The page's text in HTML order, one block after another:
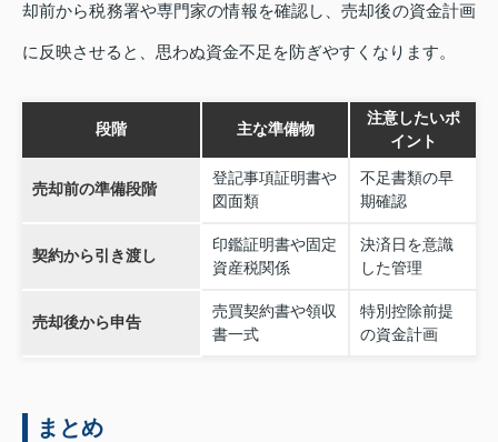
却前から税務署や専門家の情報を確認し、売却後の資金計画
に反映させると、思わぬ資金不足を防ぎやすくなります。
段階 主な準備物
注意したいポ
イント
売却前の準備段階
登記事項証明書や
図面類
不足書類の早
期確認
契約から引き渡し
印鑑証明書や固定
資産税関係
決済日を意識
した管理
売却後から申告
売買契約書や領収
書一式
特別控除前提
の資金計画
まとめ